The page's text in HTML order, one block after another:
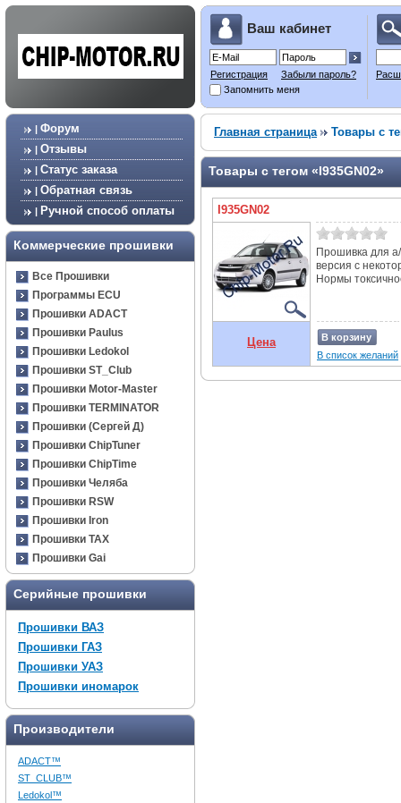
Ваш кабинет
Регистрация
Забыли пароль?
Запомнить меня
| Форум
| Отзывы
| Статус заказа
| Обратная связь
| Ручной способ оплаты
Коммерческие прошивки
Все Прошивки
Программы ECU
Прошивки ADACT
Прошивки Paulus
Прошивки Ledokol
Прошивки ST_Club
Прошивки Motor-Master
Прошивки TERMINATOR
Прошивки (Сергей Д)
Прошивки ChipTuner
Прошивки ChipTime
Прошивки Челяба
Прошивки RSW
Прошивки Iron
Прошивки TAX
Прошивки Gai
Серийные прошивки
Прошивки ВАЗ
Прошивки ГАЗ
Прошивки УАЗ
Прошивки иномарок
Производители
ADACT™
ST_CLUB™
Ledokol™
Главная страница Товары с
Товары с тегом «I935GN02»
I935GN02
Прошивка для
версия с
Нормы
Цена
В корзину
В список желаний